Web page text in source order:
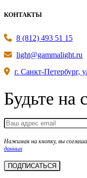
КОНТАКТЫ
8 (812) 493 51 15
light@gammalight.ru
г. Санкт-Петербург,
Будьте на
Нажимая на кнопку, вы
данных